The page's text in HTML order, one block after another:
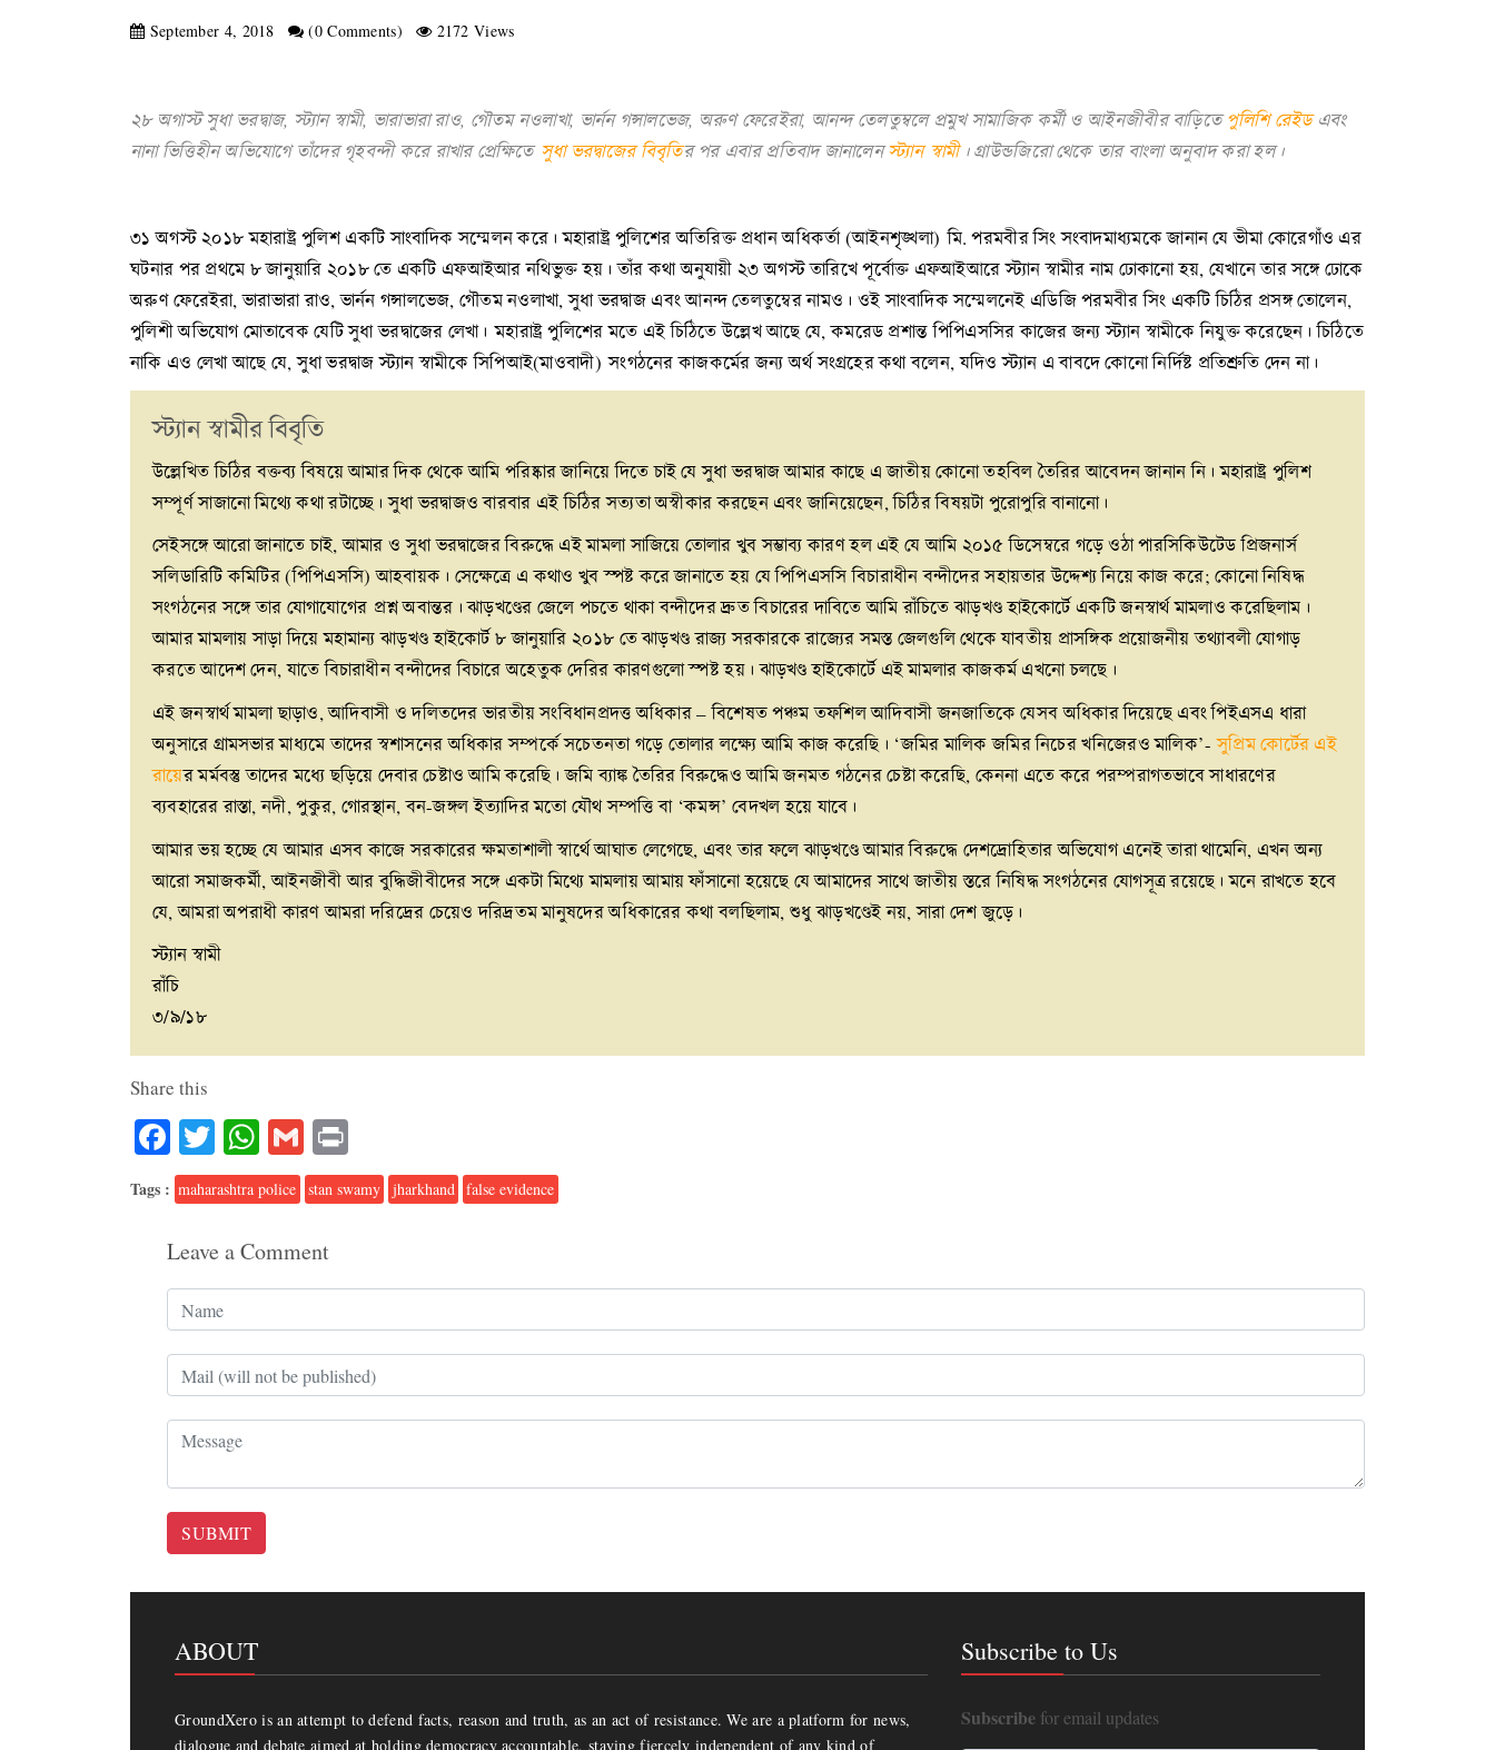
September 4, 2018 (0 Comments) 2172 Views
২৮ অগাস্ট সুধা ভরদ্বাজ, স্ট্যান স্বামী, ভারাভারা রাও, গৌতম নওলাখা, ভার্ন‌ন গন্সালভেজ, অরুণ ফেরেইরা, আনন্দ তেলতুম্বলে প্রমুখ সামাজিক কর্মী ও আইনজীবীর বাড়িতেপুলিশি রেইডএবং
নানা ভিত্তিহীন অভিযোগে তাঁদের গৃহবন্দী করে রাখার প্রেক্ষিতে সুধা ভরদ্বাজের বিবৃতির পর এবার প্রতিবাদ জানালেনস্ট্যান স্বামী। গ্রাউন্ডজিরো থেকে তার বাংলা অনুবাদ করা হল।
৩১ অগস্ট ২০১৮ মহারাষ্ট্র পুলিশ একটি সাংবাদিক সম্মেলন করে। মহারাষ্ট্র পুলিশের অতিরিক্ত প্রধান অধিকর্তা (আইনশৃঙ্খলা) মি. পরমবীর সিং সংবাদমাধ্যমকে জানান যে ভীমা কোরেগাঁও এর
ঘটনার পর প্রথমে ৮ জানুয়ারি ২০১৮ তে একটি এফআইআর নথিভুক্ত হয়। তাঁর কথা অনুযায়ী ২৩ অগস্ট তারিখে পূর্বোক্ত এফআইআরে স্ট্যান স্বামীর নাম ঢোকানো হয়, যেখানে তার সঙ্গে ঢোকে
অরুণ ফেরেইরা, ভারাভারা রাও, ভার্নন গন্সালভেজ, গৌতম নওলাখা, সুধা ভরদ্বাজ এবং আনন্দ তেলতুম্বের নামও। ওই সাংবাদিক সম্মেলনেই এডিজি পরমবীর সিং একটি চিঠির প্রসঙ্গ তোলেন,
পুলিশী অভিযোগ মোতাবেক যেটি সুধা ভরদ্বাজের লেখা। মহারাষ্ট্র পুলিশের মতে এই চিঠিতে উল্লেখ আছে যে, কমরেড প্রশান্ত পিপিএসসির কাজের জন্য স্ট্যান স্বামীকে নিযুক্ত করেছেন। চিঠিতে
নাকি এও লেখা আছে যে, সুধা ভরদ্বাজ স্ট্যান স্বামীকে সিপিআই(মাওবাদী) সংগঠনের কাজকর্মের জন্য অর্থ সংগ্রহের কথা বলেন, যদিও স্ট্যান এ বাবদে কোনো নির্দিষ্ট প্রতিশ্রুতি দেন না।
স্ট্যান স্বামীর বিবৃতি
উল্লেখিত চিঠির বক্তব্য বিষয়ে আমার দিক থেকে আমি পরিষ্কার জানিয়ে দিতে চাই যে সুধা ভরদ্বাজ আমার কাছে এ জাতীয় কোনো তহবিল তৈরির আবেদন জানান নি। মহারাষ্ট্র পুলিশ
সম্পূর্ণ সাজানো মিথ্যে কথা রটাচ্ছে। সুধা ভরদ্বাজও বারবার এই চিঠির সত্যতা অস্বীকার করছেন এবং জানিয়েছেন, চিঠির বিষয়টা পুরোপুরি বানানো।
সেইসঙ্গে আরো জানাতে চাই, আমার ও সুধা ভরদ্বাজের বিরুদ্ধে এই মামলা সাজিয়ে তোলার খুব সম্ভাব্য কারণ হল এই যে আমি ২০১৫ ডিসেম্বরে গড়ে ওঠা পারসিকিউটেড প্রিজনার্স
সলিডারিটি কমিটির (পিপিএসসি) আহবায়ক। সেক্ষেত্রে এ কথাও খুব স্পষ্ট করে জানাতে হয় যে পিপিএসসি বিচারাধীন বন্দীদের সহায়তার উদ্দেশ্য নিয়ে কাজ করে; কোনো নিষিদ্ধ
সংগঠনের সঙ্গে তার যোগাযোগের প্রশ্ন অবান্তর। ঝাড়খণ্ডের জেলে পচতে থাকা বন্দীদের দ্রুত বিচারের দাবিতে আমি রাঁচিতে ঝাড়খণ্ড হাইকোর্টে একটি জনস্বার্থ মামলাও করেছিলাম।
আমার মামলায় সাড়া দিয়ে মহামান্য ঝাড়খণ্ড হাইকোর্ট ৮ জানুয়ারি ২০১৮ তে ঝাড়খণ্ড রাজ্য সরকারকে রাজ্যের সমস্ত জেলগুলি থেকে যাবতীয় প্রাসঙ্গিক প্রয়োজনীয় তথ্যাবলী যোগাড়
করতে আদেশ দেন, যাতে বিচারাধীন বন্দীদের বিচারে অহেতুক দেরির কারণগুলো স্পষ্ট হয়। ঝাড়খণ্ড হাইকোর্টে এই মামলার কাজকর্ম এখনো চলছে।
এই জনস্বার্থ মামলা ছাড়াও, আদিবাসী ও দলিতদের ভারতীয় সংবিধানপ্রদত্ত অধিকার – বিশেষত পঞ্চম তফশিল আদিবাসী জনজাতিকে যেসব অধিকার দিয়েছে এবং পিইএসএ ধারা
অনুসারে গ্রামসভার মাধ্যমে তাদের স্বশাসনের অধিকার সম্পর্কে সচেতনতা গড়ে তোলার লক্ষ্যে আমি কাজ করেছি। ‘জমির মালিক জমির নিচের খনিজেরও মালিক’-সুপ্রিম কোর্টের এই
রায়ের মর্মবস্তু তাদের মধ্যে ছড়িয়ে দেবার চেষ্টাও আমি করেছি। জমি ব্যাঙ্ক তৈরির বিরুদ্ধেও আমি জনমত গঠনের চেষ্টা করেছি, কেননা এতে করে পরম্পরাগতভাবে সাধারণের
ব্যবহারের রাস্তা, নদী, পুকুর, গোরস্থান, বন-জঙ্গল ইত্যাদির মতো যৌথ সম্পত্তি বা ‘কমন্স’ বেদখল হয়ে যাবে।
আমার ভয় হচ্ছে যে আমার এসব কাজে সরকারের ক্ষমতাশালী স্বার্থে আঘাত লেগেছে, এবং তার ফলে ঝাড়খণ্ডে আমার বিরুদ্ধে দেশদ্রোহিতার অভিযোগ এনেই তারা থামেনি, এখন অন্য
আরো সমাজকর্মী, আইনজীবী আর বুদ্ধিজীবীদের সঙ্গে একটা মিথ্যে মামলায় আমায় ফাঁসানো হয়েছে যে আমাদের সাথে জাতীয় স্তরে নিষিদ্ধ সংগঠনের যোগসূত্র রয়েছে। মনে রাখতে হবে
যে, আমরা অপরাধী কারণ আমরা দরিদ্রের চেয়েও দরিদ্রতম মানুষদের অধিকারের কথা বলছিলাম, শুধু ঝাড়খণ্ডেই নয়, সারা দেশ জুড়ে।
স্ট্যান স্বামী
রাঁচি
৩/৯/১৮
Share this
Facebook
TwitterWhatsApp
Gmail
Tags : maharashtra police stan swamy jharkhand false evidence
Leave a Comment
SUBMIT
ABOUT
GroundXero is an attempt to defend facts, reason and truth, as an act of resistance. We are a platform for news,
dialogue and debate aimed at holding democracy accountable, staying fiercely independent of any kind of
Subscribe to Us
Subscribefor email updates